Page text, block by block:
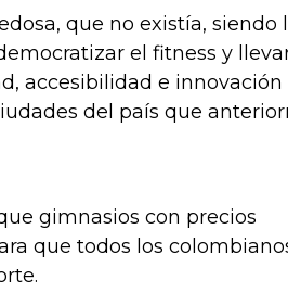
que no existía, siendo
el fitness y
accesibilidad e innovación
del país que
gimnasios con precios
que todos los